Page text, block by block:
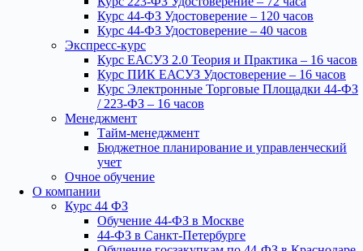
Курс 44-ФЗ Удостоверение – 120 часов
Курс 44-ФЗ Удостоверение – 40 часов
Экспресс-курс
Курс ЕАСУЗ 2.0 Теория и Практика – 16 часов
Курс ПИК ЕАСУЗ Удостоверение – 16 часов
Курс Электронные Торговые Площадки 44-ФЗ
/ 223-ФЗ – 16 часов
Менеджмент
Тайм-менеджмент
Бюджетное планирование и управленческий
учет
Очное обучение
О компании
Курс 44 ФЗ
Обучение 44-ФЗ в Москве
44-ФЗ в Санкт-Петербурге